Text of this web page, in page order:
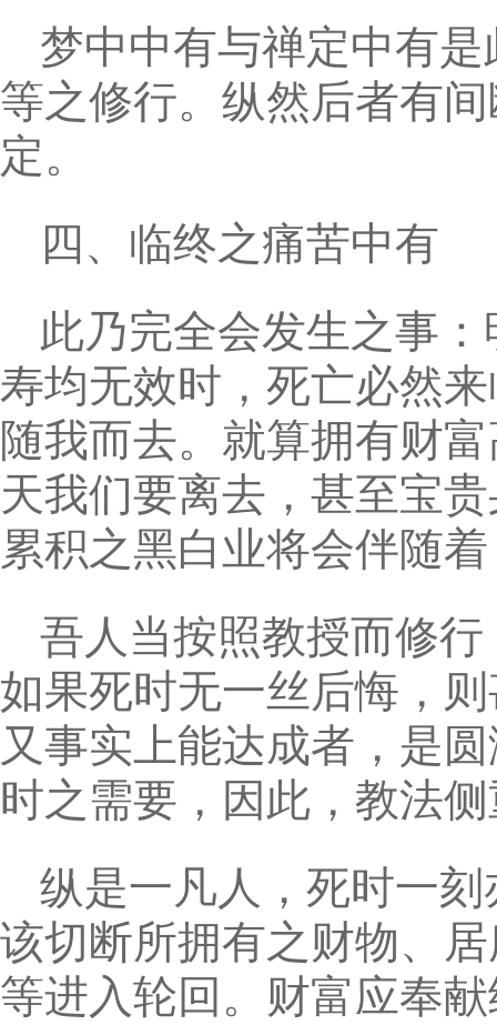
梦中中有与禅定中有
等之修行。纵然后者有
定。
四、临终之痛苦中有
此乃完全会发生之事
寿均无效时，死亡必然
随我而去。就算拥有财
天我们要离去，甚至宝
累积之黑白业将会伴随
吾人当按照教授而修
如果死时无一丝后悔，
又事实上能达成者，是
时之需要，因此，教法
纵是一凡人，死时一
该切断所拥有之财物、
等进入轮回。财富应奉